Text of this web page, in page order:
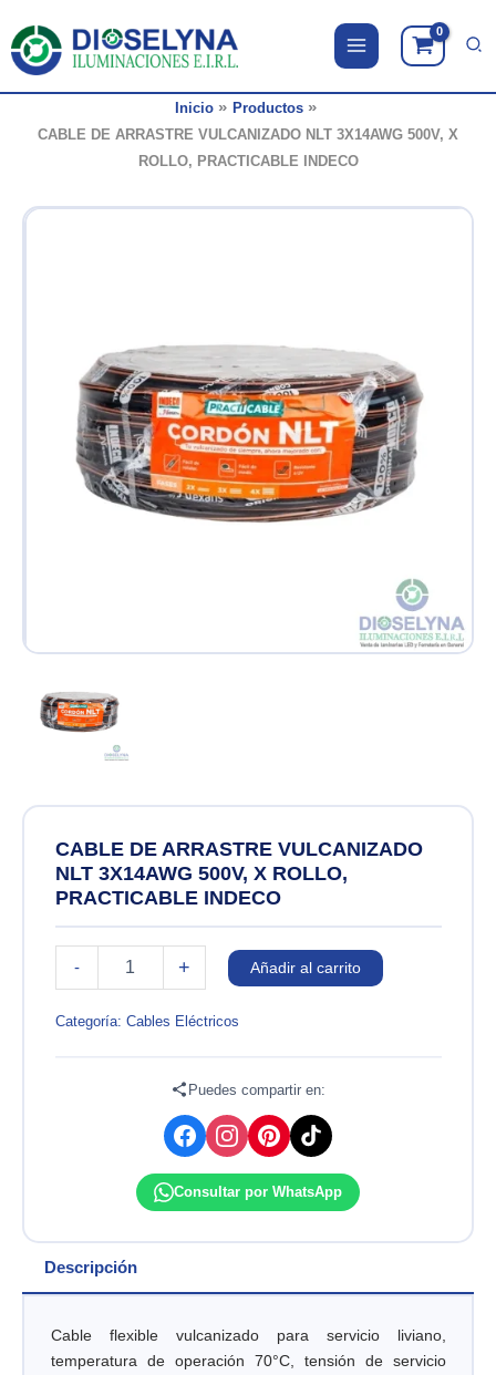
contenido
Inicio
Productos
CABLE DE ARRASTRE VULCANIZADO NLT 3X14AWG 500V, X
ROLLO, PRACTICABLE INDECO
CABLE DE ARRASTRE VULCANIZADO
NLT 3X14AWG 500V, X ROLLO,
PRACTICABLE INDECO
-
VULCANIZADO
+ Añadir al carrito
Categoría: Cables Eléctricos
Puedes compartir en:
Consultar por WhatsApp
Descripción
Cable flexible vulcanizado para servicio liviano,
temperatura de operación 70°C, tensión de servicio